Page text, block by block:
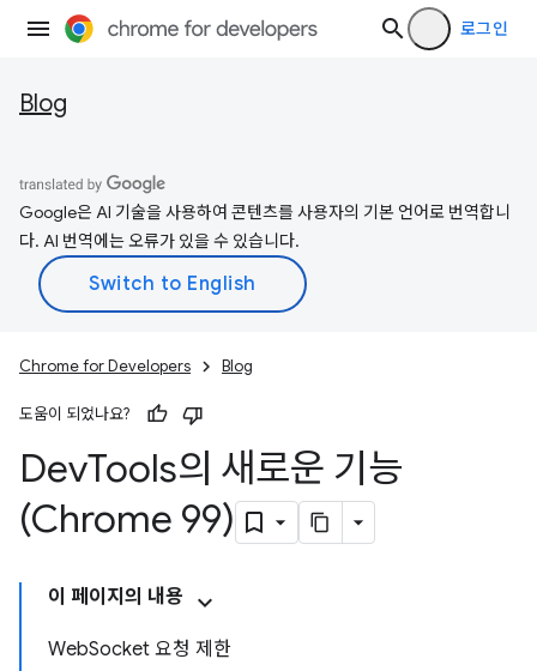
로그인
Blog
Google은 AI 기술을 사용하여 콘텐츠를 사용자의 기본 언어로 번역합니
다. AI 번역에는 오류가 있을 수 있습니다.
Chrome for Developers Blog
도움이 되었나요?
DevTools의 새로운 기능
(Chrome 99)
이 페이지의 내용
WebSocket 요청 제한